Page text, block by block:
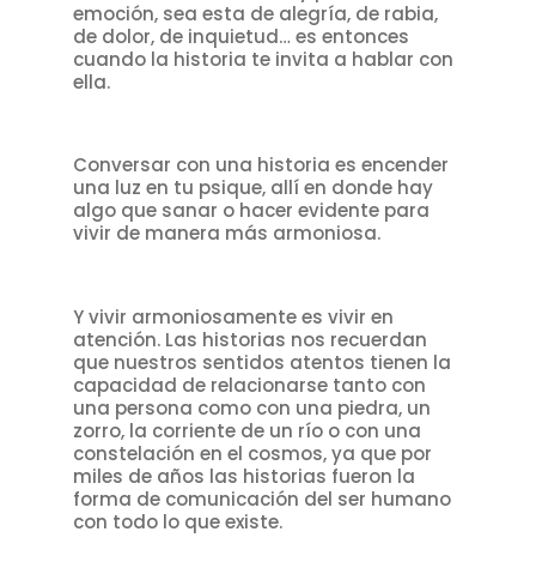
emoción, sea esta de alegría, de rabia,
de dolor, de inquietud… es entonces
cuando la historia te invita a hablar con
ella.
Conversar con una historia es encender
una luz en tu psique, allí en donde hay
algo que sanar o hacer evidente para
vivir de manera más armoniosa.
Y vivir armoniosamente es vivir en
atención. Las historias nos recuerdan
que nuestros sentidos atentos tienen la
capacidad de relacionarse tanto con
una persona como con una piedra, un
zorro, la corriente de un río o con una
constelación en el cosmos, ya que por
miles de años las historias fueron la
forma de comunicación del ser humano
con todo lo que existe.